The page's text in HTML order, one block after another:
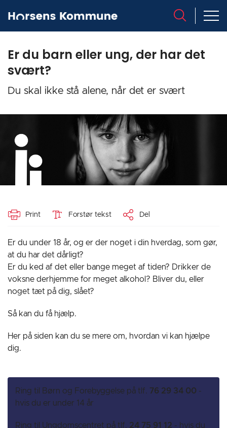
Er du barn eller ung, der har det
svært?
Du skal ikke stå alene, når det er svært
Print Forstør tekst Del
Er du under 18 år, og er der noget i din hverdag, som gør,
at du har det dårligt?
Er du ked af det eller bange meget af tiden? Drikker de
voksne derhjemme for meget alkohol? Bliver du, eller
noget tæt på dig, slået?
Så kan du få hjælp.
Her på siden kan du se mere om, hvordan vi kan hjælpe
dig.
Ring til Børn og Forebyggelse på tlf. 76 29 34 00 -
hvis du er under 14 år
Ring til Ungdomscentret på tlf. 24 75 91 12 - hvis du